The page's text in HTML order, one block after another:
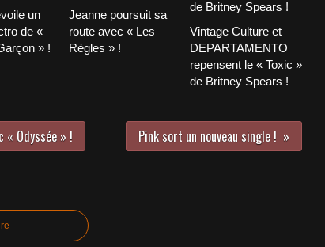
un
de «
» !
Jeanne poursuit sa
route avec « Les
Règles » !
Vintage Culture et
DEPARTAMENTO
repensent le « Toxic »
de Britney Spears !
« Odyssée » ! Pink sort un nouveau single !